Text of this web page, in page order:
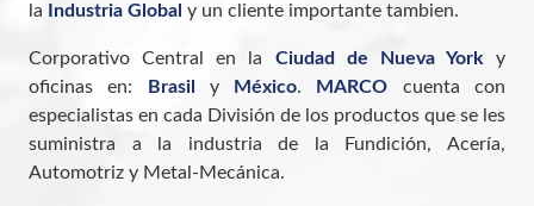
la
Industria Global y un cliente importante tambien.
Corporativo Central en la Ciudad de Nueva Yorky
oficinas en:
Brasil y México. MARCO cuenta con
especialistas en cada División de los productos que se les
suministra a la industria de la Fundición, Acería,
Automotriz y Metal-Mecánica.